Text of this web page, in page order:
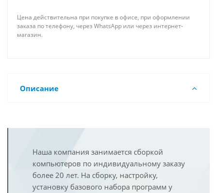
Цена действительна при покупке в офисе, при оформлении
заказа по телефону, через WhatsApp или через интернет-
магазин.
Описание
Наша компания занимается сборкой
компьютеров по индивидуальному заказу
более 20 лет. На сборку, настройку,
установку базового набора программ у